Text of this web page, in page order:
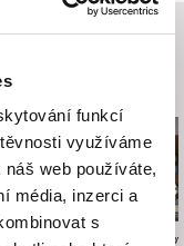
funkcí
využíváme
web používáte,
média, inzerci a
s
Paulína